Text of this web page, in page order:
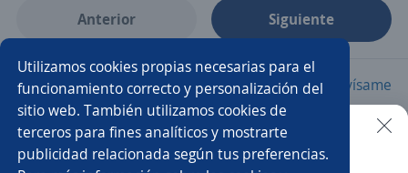
Utilizamos cookies propias necesarias para el
funcionamiento correcto y personalización del
sitio web. También utilizamos cookies de
terceros para fines analíticos y mostrarte
publicidad relacionada según tus preferencias.
Anterior Siguiente
Nuevas ofertas de empleo Avísame
Empleos similares
Buscar es más fácil en la app